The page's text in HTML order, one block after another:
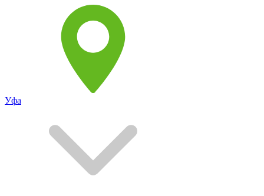
Уфа